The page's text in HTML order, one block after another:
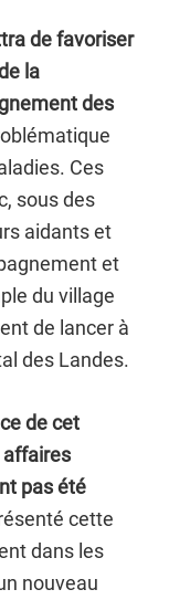
de favoriser
la
des
Ces
sous des
aidants et
et
du village
de lancer à
des Landes.
de cet
affaires
pas été
cette
dans les
nouveau